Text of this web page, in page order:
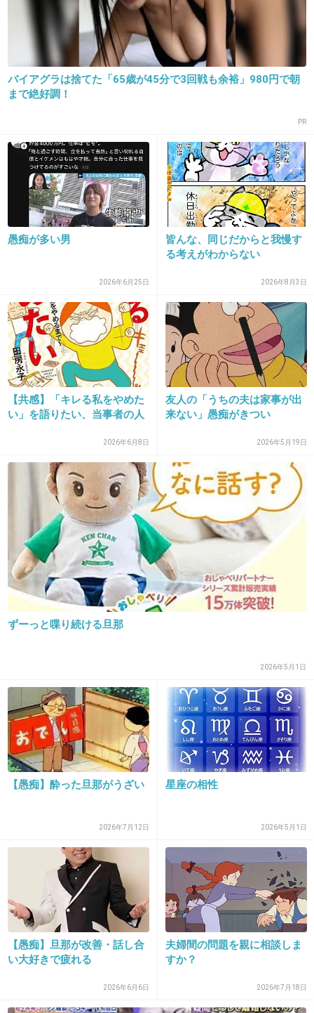
+7
21. 匿名2019/04/04(木) 18:03:04
どの程度まで共感すればいいのか難しい
22. 匿名 2019/04/04(木) 18:06:49
うちの旦那とは違いすぎて共感だけはしてる。ただ、うち
の旦那の事を聞かれて答えると自慢に思われるから曖昧に
答えてる、旦那sageしたくない
23. 匿名2019/04/04(木) 18:08:07
家の中の恥を外にばら撒くという妄想に囚われているか
ら、
夫婦喧嘩はするけど、それを外には言わない様にしている
んで（ネットにも書かない）、
愚痴を聞かされたら何も言わずに「うんうん」するだけだ
+3 -0
24. 匿名2019/04/04(木) 18:12:58
>>5
分かります。愚痴りたいだけで、聞いてあげるだけでよか
ったかもなぁって後々反省する。
若い時の彼氏ならまだしも、わりと大人な友達の彼氏の愚
痴と、人の家庭に口出しすぎるのはNGですよね、分かっち
-0
25. 匿名 2019/04/04(木) 18:13:14
毎回同じ愚痴を言う友達がいて、全然共感出来ないけど、
とりあえずうんうんって聞いてる。
意見は求めてなくてただ聞いて欲しいみたいだから。
2019/04/04(木) 18:16:25
共感しなかったらドンドンつけあがって愚痴りまくり、そ
れは酷いねーと言おうものなら
マウンティングしてプライド保とうとする・・・めんどく
せー！ 時間とお金がもったいない！
バイアグラは捨てた「65歳が45分で3回戦も余裕」980円で朝
まで絶好調！
PR
愚痴が多い男
2026年6月25日
皆んな、同じだからと我慢す
る考えがわからない
2026年8月3日
【共感】「キレる私をやめた
い」を語りたい、当事者の人
2026年6月8日
友人の「うちの夫は家事が出
来ない」愚痴がきつい
2026年5月19日
ずーっと喋り続ける旦那
2026年5月1日
【愚痴】酔った旦那がうざい
2026年7月12日
星座の相性
2026年5月1日
【愚痴】旦那が改善・話し合
い大好きで疲れる
2026年6月6日
夫婦間の問題を親に相談しま
すか？
2026年7月18日